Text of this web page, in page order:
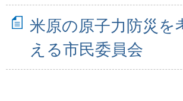
米原の原子力防災を
える市民委員会